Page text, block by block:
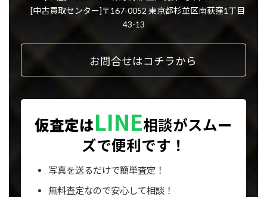
[中古買取センター]〒167-0052 東京都杉並区南荻窪1丁目
43-13
お問合せはコチラから
仮査定はLINE相談がスムー
ズで便利です！
写真を送るだけで簡単査定！
無料査定なので安心して相談！